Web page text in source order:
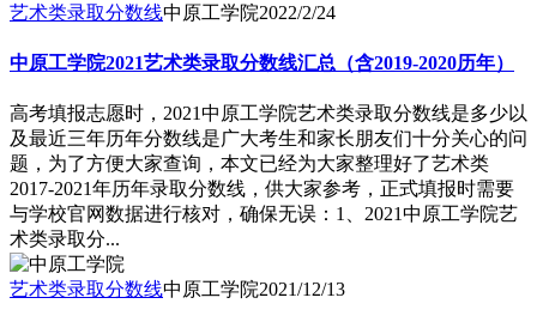
艺术类录取分数线中原工学院2022/2/24
中原工学院2021艺术类录取分数线汇总（含2019-2020历年）
高考填报志愿时，2021中原工学院艺术类录取分数线是多少以
及最近三年历年分数线是广大考生和家长朋友们十分关心的问
题，为了方便大家查询，本文已经为大家整理好了艺术类
2017-2021年历年录取分数线，供大家参考，正式填报时需要
与学校官网数据进行核对，确保无误：1、2021中原工学院艺
术类录取分...
艺术类录取分数线中原工学院2021/12/13